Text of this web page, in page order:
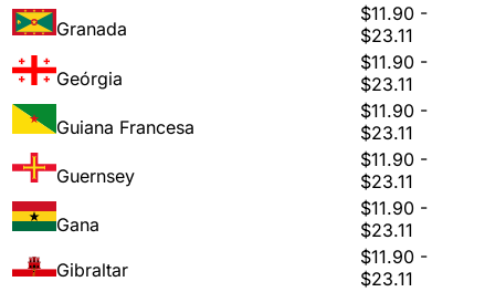
Granada
$11.90 -
$23.11
Geórgia
$11.90 -
$23.11
Guiana Francesa
$11.90 -
$23.11
Guernsey
$11.90 -
$23.11
Gana
$11.90 -
$23.11
Gibraltar
$11.90 -
$23.11